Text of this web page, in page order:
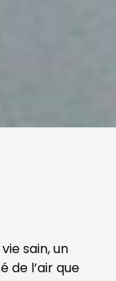
sain, un
de l’air que